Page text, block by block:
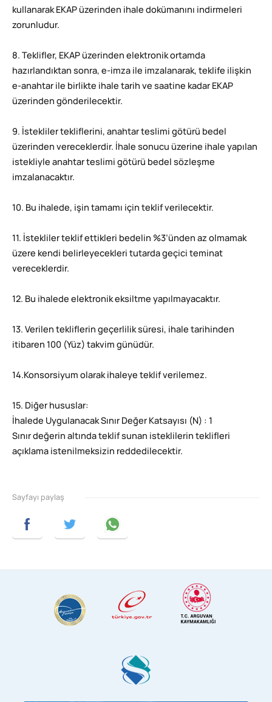
kullanarak EKAP üzerinden ihale dokümanını indirmeleri
zorunludur.
8. Teklifler, EKAP üzerinden elektronik ortamda
hazırlandıktan sonra, e-imza ile imzalanarak, teklife ilişkin
e-anahtar ile birlikte ihale tarih ve saatine kadar EKAP
üzerinden gönderilecektir.
9. İstekliler tekliflerini, anahtar teslimi götürü bedel
üzerinden vereceklerdir. İhale sonucu üzerine ihale yapılan
istekliyle anahtar teslimi götürü bedel sözleşme
imzalanacaktır.
10. Bu ihalede, işin tamamı için teklif verilecektir.
11. İstekliler teklif ettikleri bedelin %3’ünden az olmamak
üzere kendi belirleyecekleri tutarda geçici teminat
vereceklerdir.
12. Bu ihalede elektronik eksiltme yapılmayacaktır.
13. Verilen tekliflerin geçerlilik süresi, ihale tarihinden
itibaren 100 (Yüz) takvim günüdür.
14.Konsorsiyum olarak ihaleye teklif verilemez.
15. Diğer hususlar:
İhalede Uygulanacak Sınır Değer Katsayısı (N) : 1
Sınır değerin altında teklif sunan isteklilerin teklifleri
açıklama istenilmeksizin reddedilecektir.
Sayfayı paylaş